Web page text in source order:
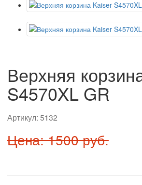
Верхняя
S4570XL GR
Артикул: 5132
Цена: 1500 руб.